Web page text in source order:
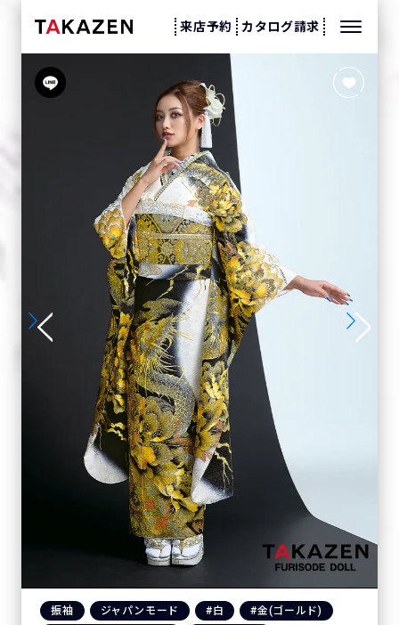
来店予約 カタログ請求
振袖 ジャパンモード #白
#金(ゴールド)